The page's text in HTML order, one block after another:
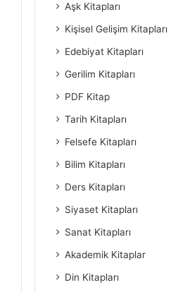
Aşk Kitapları
Kişisel Gelişim Kitapları
Edebiyat Kitapları
Gerilim Kitapları
PDF Kitap
Tarih Kitapları
Felsefe Kitapları
Bilim Kitapları
Ders Kitapları
Siyaset Kitapları
Sanat Kitapları
Akademik Kitaplar
Din Kitapları